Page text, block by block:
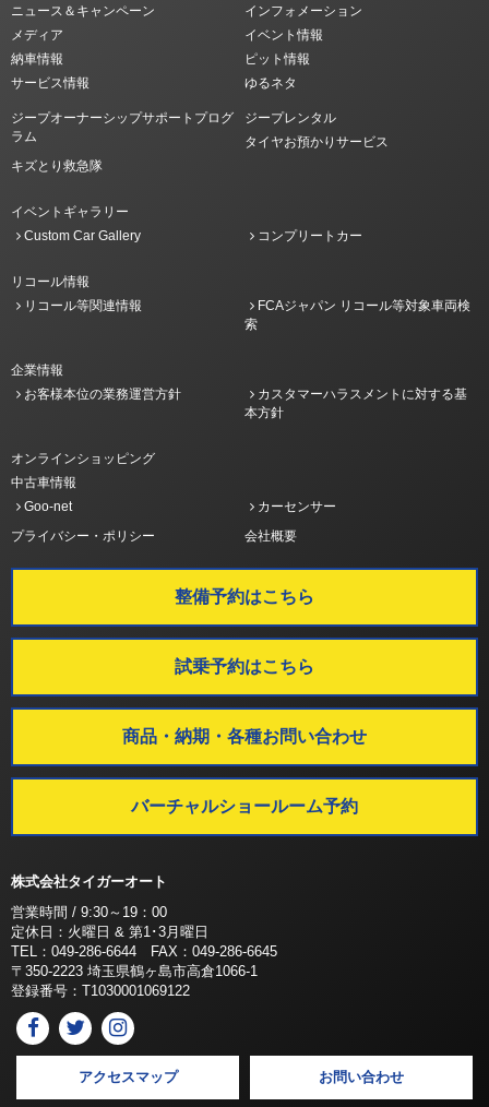
ニュース＆キャンペーン
インフォメーション
メディア
イベント情報
納車情報
ピット情報
サービス情報
ゆるネタ
ジープオーナーシップサポートプログ
ラム
ジープレンタル
タイヤお預かりサービス
キズとり救急隊
イベントギャラリー
Custom Car Gallery
コンプリートカー
リコール情報
リコール等関連情報
FCAジャパン リコール等対象車両検
索
企業情報
お客様本位の業務運営方針
カスタマーハラスメントに対する基
本方針
オンラインショッピング
中古車情報
Goo-net
カーセンサー
プライバシー・ポリシー
会社概要
整備予約はこちら
試乗予約はこちら
商品・納期・各種お問い合わせ
バーチャルショールーム予約
株式会社タイガーオート
営業時間 / 9:30～19：00
定休日：火曜日 & 第1･3月曜日
TEL：049-286-6644 FAX：049-286-6645
〒350-2223 埼玉県鶴ヶ島市高倉1066-1
登録番号：T1030001069122
アクセスマップ お問い合わせ